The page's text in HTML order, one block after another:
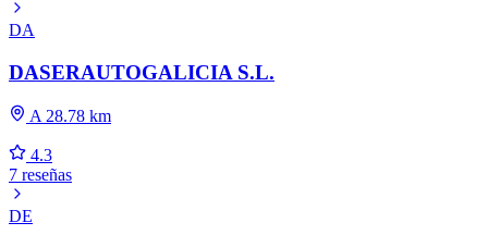
DA
DASERAUTOGALICIA S.L.
A 28.78 km
4.3
7 reseñas
DE